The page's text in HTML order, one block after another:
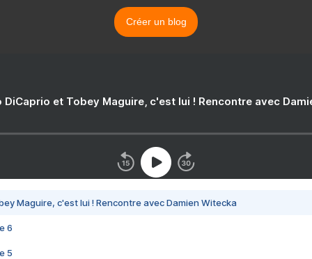
Créer un blog
DiCaprio et Tobey Maguire, c'est lui ! Rencontre avec
Maguire, c'est lui ! Rencontre avec Damien Witecka
6
5